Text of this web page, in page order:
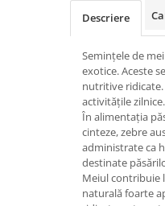
Descriere
Semințele de
exotice. Aceste
nutritive ridicate.
activitățile zilnice.
În alimentația
cinteze, zebre
administrate ca
destinate
Meiul contribuie
naturală foarte